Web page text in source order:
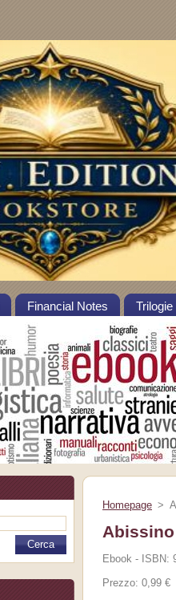
Financial Notes Trilogie
Homepage >
Ebook - ISBN:
Prezzo: 0,99 €